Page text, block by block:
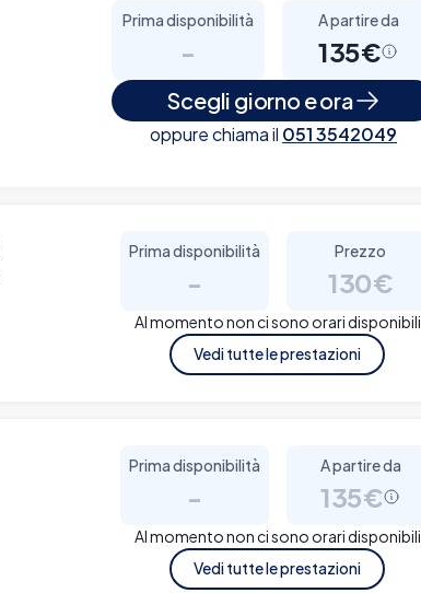
Prima disponibilità
-
A partire da
135€
Scegli giorno e ora
oppure chiama il 051 3542049
Prima disponibilità
-
Prezzo
130€
Al momento non ci sono orari disponibili
Vedi tutte le prestazioni
Prima disponibilità
-
A partire da
135€
Al momento non ci sono orari disponibili
Vedi tutte le prestazioni